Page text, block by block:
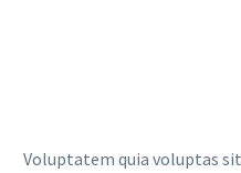
Voluptatem quia voluptas